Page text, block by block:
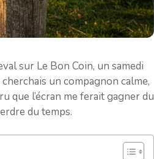
sur Le Bon Coin, un samedi
un compagnon calme,
que l’écran me ferait gagner du
du temps.